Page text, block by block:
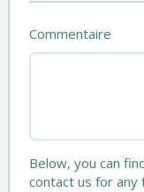
Commentaire
Below, you can
contact us for any